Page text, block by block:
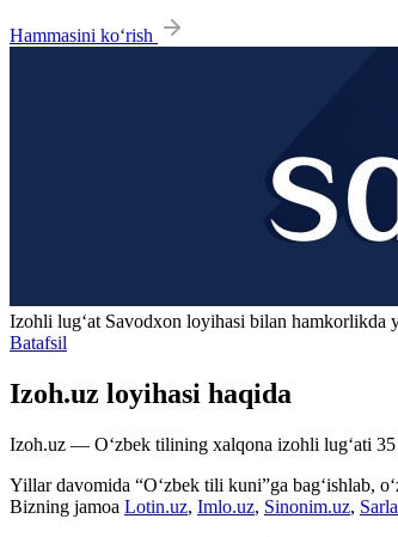
Hammasini ko‘rish
Izohli lugʻat Savodxon loyihasi bilan hamkorlikda
Batafsil
Izoh.uz loyihasi haqida
Izoh.uz — O‘zbek tilining xalqona izohli lug‘ati
Yillar davomida “O‘zbek tili kuni”ga bag‘ishlab,
Bizning jamoa Lotin.uz, Imlo.uz, Sinonim.uz,